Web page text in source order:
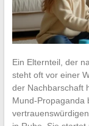
Ein Elternteil, der
steht oft vor einer
der Nachbarschaft
Mund-Propaganda